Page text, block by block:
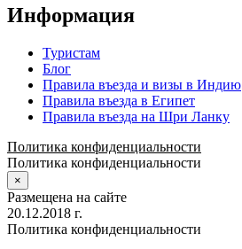
Информация
Туристам
Блог
Правила въезда и визы в Индию
Правила въезда в Египет
Правила въезда на Шри Ланку
Политика конфиденциальности
Политика конфиденциальности
×
Размещена на сайте
20.12.2018 г.
Политика конфиденциальности